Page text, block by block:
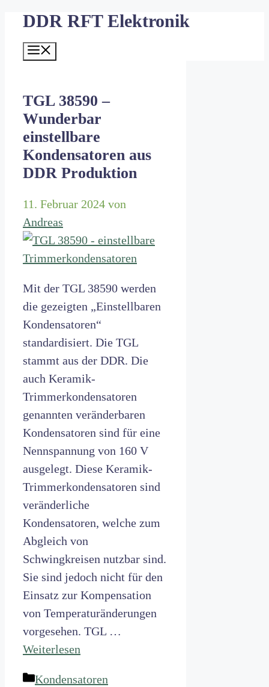
Zum
springen
DDR RFT Elektronik
TGL 38590 –
Wunderbar
einstellbare
Kondensatoren aus
DDR Produktion
11. Februar 2024 von
Andreas
Mit der TGL 38590 werden
die gezeigten „Einstellbaren
Kondensatoren“
standardisiert. Die TGL
stammt aus der DDR. Die
auch Keramik-
Trimmerkondensatoren
genannten veränderbaren
Kondensatoren sind für eine
Nennspannung von 160 V
ausgelegt. Diese Keramik-
Trimmerkondensatoren sind
veränderliche
Kondensatoren, welche zum
Abgleich von
Schwingkreisen nutzbar sind.
Sie sind jedoch nicht für den
Einsatz zur Kompensation
von Temperaturänderungen
vorgesehen. TGL …
Weiterlesen
Kategorien
Kondensatoren